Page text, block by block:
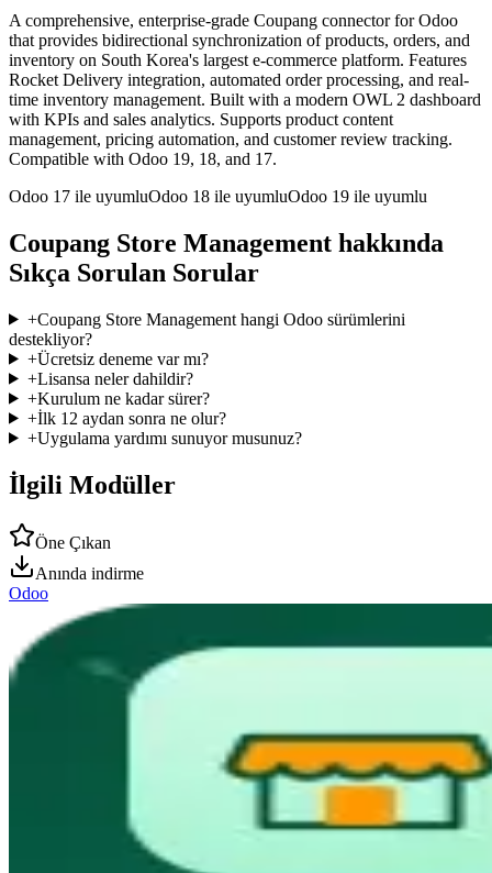
A comprehensive, enterprise-grade Coupang connector for Odoo
that provides bidirectional synchronization of products, orders, and
inventory on South Korea's largest e-commerce platform. Features
Rocket Delivery integration, automated order processing, and real-
time inventory management. Built with a modern OWL 2 dashboard
with KPIs and sales analytics. Supports product content
management, pricing automation, and customer review tracking.
Compatible with Odoo 19, 18, and 17.
Odoo 17 ile uyumluOdoo 18 ile uyumluOdoo 19 ile uyumlu
Coupang Store Management hakkında
Sıkça Sorulan Sorular
+Coupang Store Management hangi Odoo sürümlerini
destekliyor?
+Ücretsiz deneme var mı?
+Lisansa neler dahildir?
+Kurulum ne kadar sürer?
+İlk 12 aydan sonra ne olur?
+Uygulama yardımı sunuyor musunuz?
İlgili Modüller
Öne Çıkan
Anında indirme
Odoo